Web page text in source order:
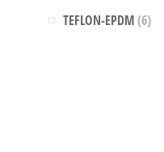
TEFLON-EPDM(6)